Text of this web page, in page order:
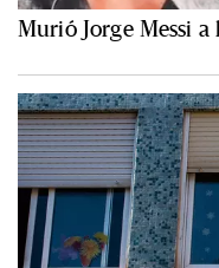
Murió Jorge Messi a